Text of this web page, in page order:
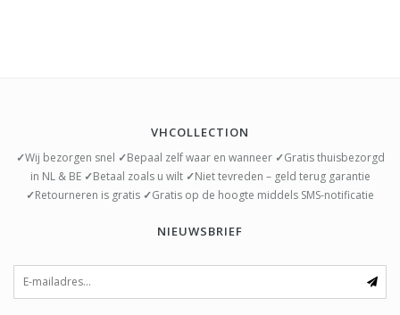
VHCOLLECTION
✓Wij bezorgen snel ✓Bepaal zelf waar en wanneer ✓Gratis thuisbezorgd
in NL & BE ✓Betaal zoals u wilt ✓Niet tevreden – geld terug garantie
✓Retourneren is gratis ✓Gratis op de hoogte middels SMS-notificatie
NIEUWSBRIEF